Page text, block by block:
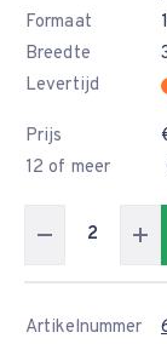
Formaat
Breedte
Levertijd
Prijs
12 of meer
Artikelnummer